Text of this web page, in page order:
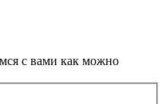
с вами как можно